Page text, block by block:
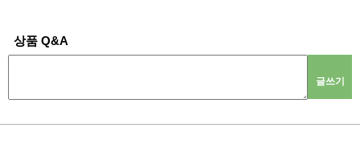
상품 Q&A
글쓰기